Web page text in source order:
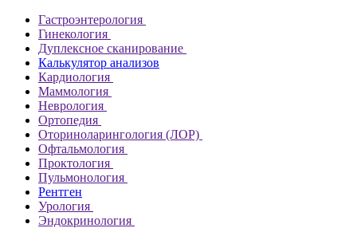
Гастроэнтерология
Гинекология
Дуплексное сканирование
Калькулятор анализов
Кардиология
Маммология
Неврология
Ортопедия
Оториноларингология (ЛОР)
Офтальмология
Проктология
Пульмонология
Рентген
Урология
Эндокринология